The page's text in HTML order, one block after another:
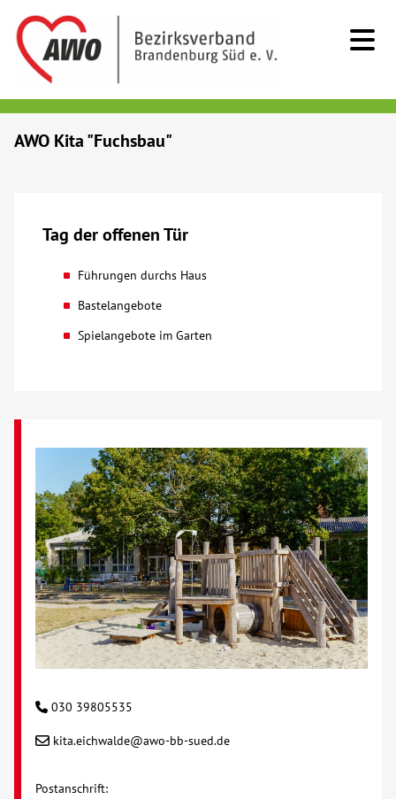
Menschen mit Behinderung
Beratung & Hilfe
Begegnung
Veranstaltungen
Spenden
Mitmachen
Karriere
Suche
AWO Kita "Fuchsbau"
Tag der offenen Tür
Führungen durchs Haus
Bastelangebote
Spielangebote im Garten
030 39805535
kita.eichwalde@awo-bb-sued.de
Postanschrift: